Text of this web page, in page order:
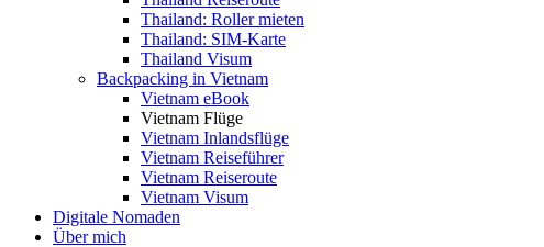
Thailand: Roller mieten
Thailand: SIM-Karte
Thailand Visum
Backpacking in Vietnam
Vietnam eBook
Vietnam Flüge
Vietnam Inlandsflüge
Vietnam Reiseführer
Vietnam Reiseroute
Vietnam Visum
Digitale Nomaden
Über mich